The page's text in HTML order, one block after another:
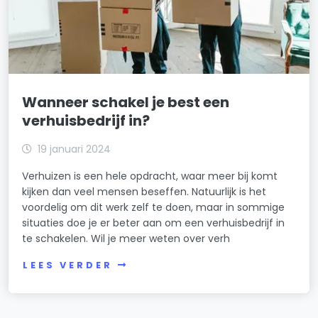
Wanneer schakel je best een
verhuisbedrijf in?
19 januari 2024
Verhuizen is een hele opdracht, waar meer bij komt
kijken dan veel mensen beseffen. Natuurlijk is het
voordelig om dit werk zelf te doen, maar in sommige
situaties doe je er beter aan om een verhuisbedrijf in
te schakelen. Wil je meer weten over verh
LEES VERDER